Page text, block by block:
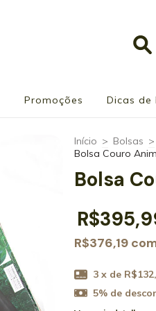
Promoções Dicas de
Início > Bolsas >
Bolsa Couro
Bolsa
R$376,19
3 x de
5% de